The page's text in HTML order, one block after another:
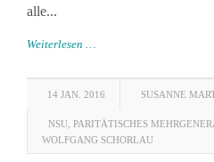
alle...
Weiterlesen …
14 JAN. 2016 SUSANNE
NSU PARITÄTISCHES
WOLFGANG SCHORLAU